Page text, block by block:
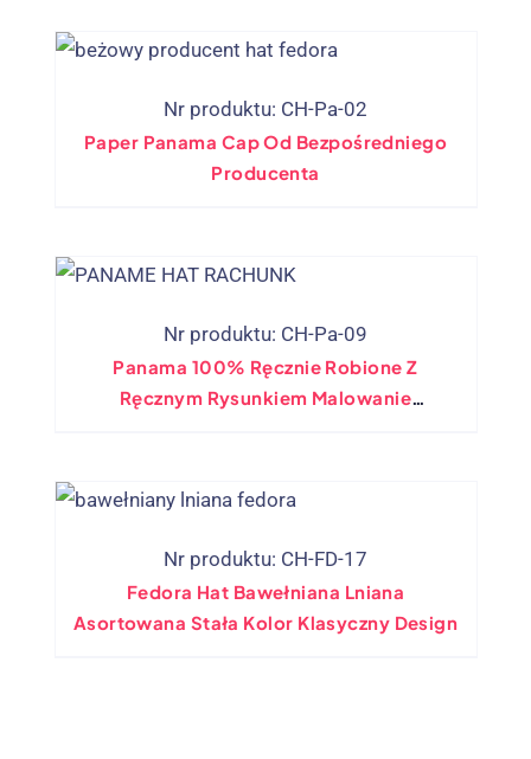
Nr produktu: CH-Pa-02
Paper Panama Cap Od Bezpośredniego
Producenta
Nr produktu: CH-Pa-09
Panama 100% Ręcznie Robione Z
Ręcznym Rysunkiem Malowanie
Nr produktu: CH-FD-17
Fedora Hat Bawełniana Lniana
Asortowana Stała Kolor Klasyczny Design